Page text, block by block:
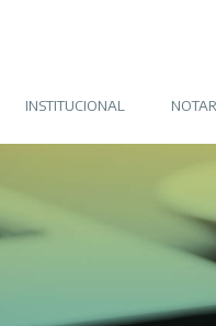
INSTITUCIONAL